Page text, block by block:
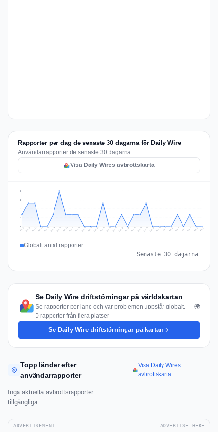
Rapporter per dag de senaste 30 dagarna för Daily Wire
Användarrapporter de senaste 30 dagarna
Visa Daily Wires avbrottskarta
1
2
2
3
Jul 9 Jul 10 Jul 11 Jul 12 Jul 13 Jul 14 Jul 15 Jul 16 Jul 17 Jul 18 Jul 19 Jul 20 Jul 21 Jul 22 Jul 23 Jul 24 Jul 25 Jul 26 Jul 27 Jul 28 Jul 29 Jul 30 Jul 31 Aug 1 Aug 2 Aug 3 Aug 4 Aug 5 Aug 6 Aug 7
Globalt antal rapporter
Senaste 30 dagarna
Se Daily Wire driftstörningar på världskartan
Se rapporter per land och var problemen uppstår globalt. — 🌍
0 rapporter från flera platser
Se Daily Wire driftstörningar på kartan
Topp länder efter
användarrapporter
Visa Daily Wires
avbrottskarta
Inga aktuella avbrottsrapporter
tillgängliga.
ADVERTISEMENT ADVERTISE HERE